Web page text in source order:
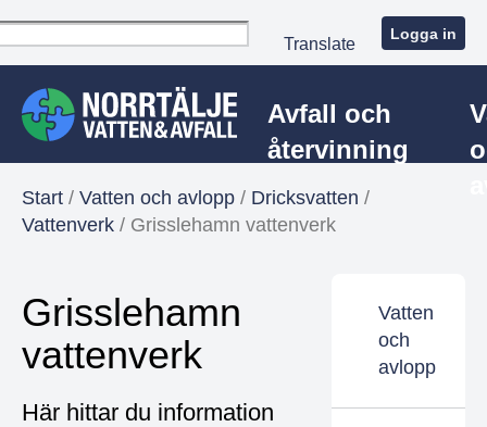
Translate
Logga in
Avfall och
återvinning
Start / Vatten och avlopp / Dricksvatten /
Vattenverk / Grisslehamn vattenverk
Grisslehamn
vattenverk
Här hittar du information
Vatten
och
avlopp